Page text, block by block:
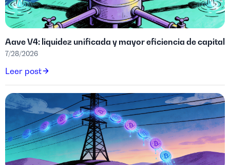
Aave V4: liquidez unificada y mayor eficiencia de capital
7/28/2026
Leer post